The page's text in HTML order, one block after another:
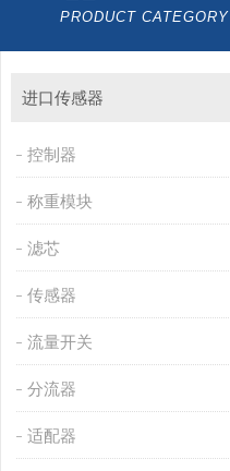
PRODUCT CATEGORY
进口传感器
控制器
称重模块
滤芯
传感器
流量开关
分流器
适配器